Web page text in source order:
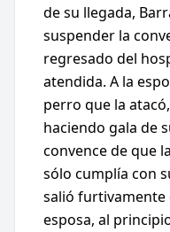
de su llegada,
suspender la
regresado del
atendida. A la
perro que la
haciendo gala de
convence de que
sólo cumplía con
salió furtivamente
esposa, al